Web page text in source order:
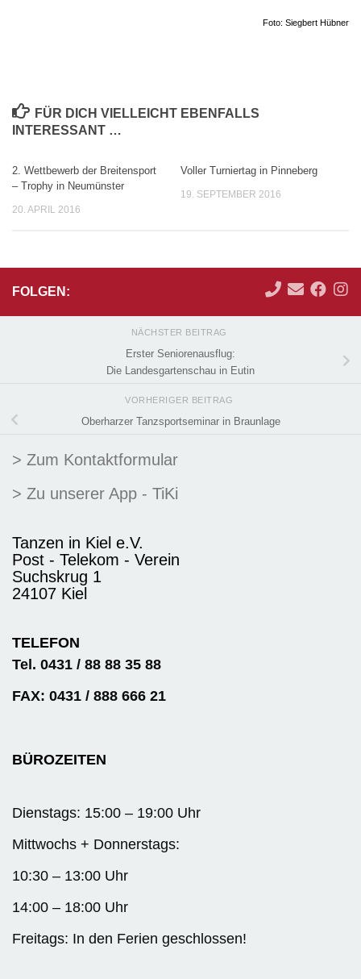
Foto: Siegbert Hübner
FÜR DICH VIELLEICHT EBENFALLS
INTERESSANT …
2. Wettbewerb der Breitensport
– Trophy in Neumünster
20. APRIL 2016
Voller Turniertag in Pinneberg
19. SEPTEMBER 2016
FOLGEN:
NÄCHSTER BEITRAG
Erster Seniorenausflug:
Die Landesgartenschau in Eutin
VORHERIGER BEITRAG
Oberharzer Tanzsportseminar in Braunlage
> Zum Kontaktformular
> Zu unserer App - TiKi
Tanzen in Kiel e.V.
Post - Telekom - Verein
Suchskrug 1
24107 Kiel
TELEFON
Tel. 0431 / 88 88 35 88
FAX: 0431 / 888 666 21
BÜROZEITEN
Dienstags: 15:00 – 19:00 Uhr
Mittwochs + Donnerstags:
10:30 – 13:00 Uhr
14:00 – 18:00 Uhr
Freitags: In den Ferien geschlossen!